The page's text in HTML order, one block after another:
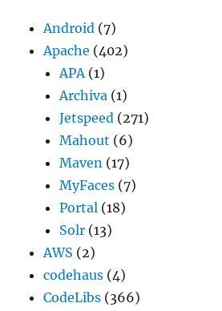
Android (7)
Apache (402)
APA(1)
Archiva (1)
Jetspeed (271)
Mahout (6)
Maven (17)
MyFaces (7)
Portal (18)
Solr (13)
AWS (2)
codehaus (4)
CodeLibs (366)